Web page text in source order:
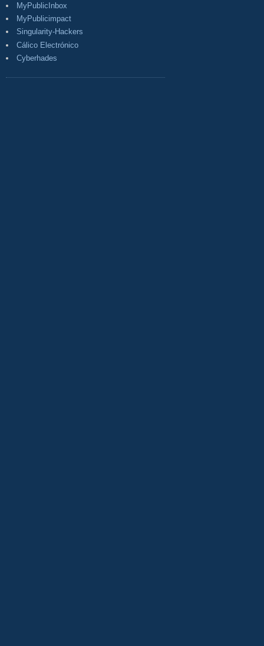
MyPublicInbox
MyPublicimpact
Singularity-Hackers
Cálico Electrónico
Cyberhades